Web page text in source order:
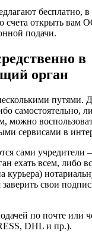
бесплатно,
счета открыть вам
подачи.
в
орган
путями.
самостоятельно,
можно
сервисами в
сами учредители
ехать всем, либо
курьера)
свои
по почте или
DHL и пр.).